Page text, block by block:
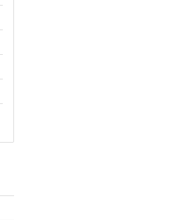
お選びいただけます。